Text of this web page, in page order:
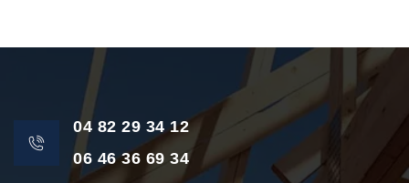
04 82 29 34 12
06 46 36 69 34